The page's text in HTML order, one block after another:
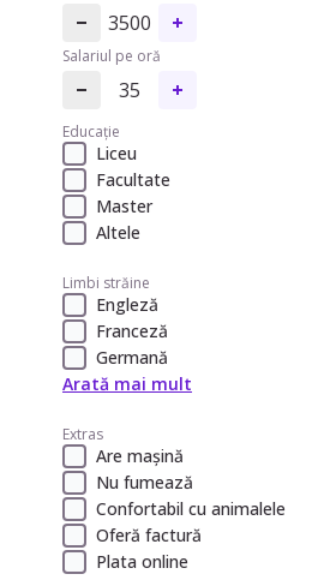
3500
Salariul pe oră
35
Educație
Liceu
Facultate
Master
Altele
Limbi străine
Engleză
Franceză
Germană
Arată mai mult
Extras
Are mașină
Nu fumează
Confortabil cu animalele
Oferă factură
Plata online